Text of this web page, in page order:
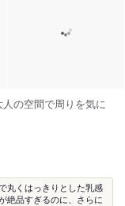
の空間で周りを気に
丸くはっきりとした乳感
絶品すぎるのに、さらに